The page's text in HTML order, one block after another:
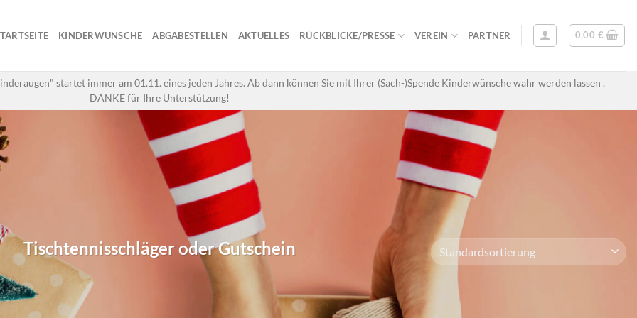
KINDERWÜNSCHE ABGABESTELLEN AKTUELLES RÜCKBLICKE/PRESSE VEREIN PARTNER 0,00 €
startet immer am 01.11. eines jeden Jahres. Ab dann können Sie mit Ihrer (Sach-)Spende Kinderwünsche wahr werden lassen .
DANKE für Ihre Unterstützung!
Tischtennisschläger oder Gutschein